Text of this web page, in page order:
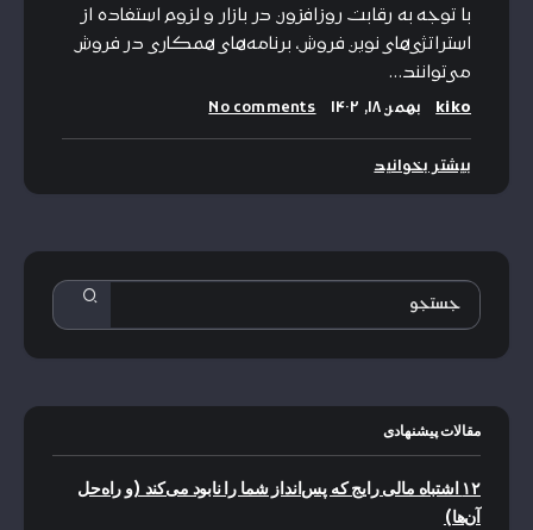
با توجه به رقابت روزافزون در بازار و لزوم استفاده از
استراتژی‌های نوین فروش، برنامه‌های همکاری در فروش
می‌توانند…
kiko بهمن ۱۸, ۱۴۰۲ No comments
بیشتر بخوانید
مقالات پیشنهادی
۱۲ اشتباه مالی رایج که پس‌انداز شما را نابود می‌کند (و راه‌حل
آن‌ها)